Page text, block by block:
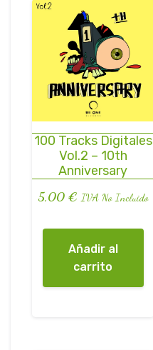
100 Tracks Digitales
Vol.2 – 10th
Anniversary
5,00 € IVA No Incluido
Añadir al
carrito